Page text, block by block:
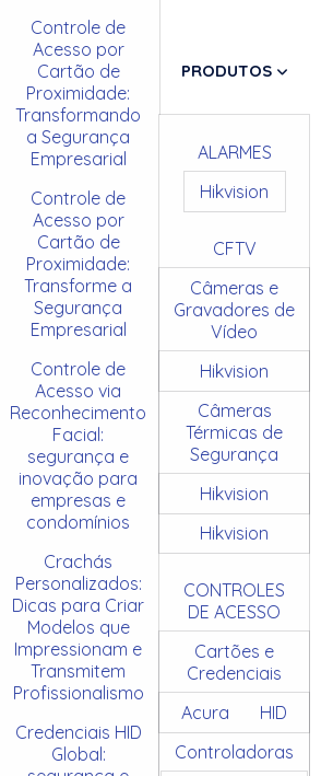
Controle de
Acesso por
Cartão de
Proximidade:
Transformando
a Segurança
Empresarial
Controle de
Acesso por
Cartão de
Proximidade:
Transforme a
Segurança
Empresarial
Controle de
Acesso via
Reconhecimento
Facial:
segurança e
inovação para
empresas e
condomínios
Crachás
Personalizados:
Dicas para Criar
Modelos que
Impressionam e
Transmitem
Profissionalismo
Credenciais HID
Global:
PRODUTOS
ALARMES
Hikvision
CFTV
Câmeras e
Gravadores de
Vídeo
Hikvision
Câmeras
Térmicas de
Segurança
Hikvision
Hikvision
CONTROLES
DE ACESSO
Cartões e
Credenciais
Acura
HID
Controladoras